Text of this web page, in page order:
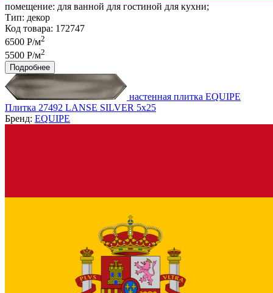
помещение: для ванной для гостиной для кухни;
Тип: декор
Код товара: 172747
6500 Р/м2
5500 Р/м2
Подробнее
настенная плитка EQUIPE
Плитка 27492 LANSE SILVER 5x25
Бренд: EQUIPE